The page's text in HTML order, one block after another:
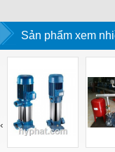
Weidmuller -
TIENHUNGTECHD —
Sản phẩm xem
‹